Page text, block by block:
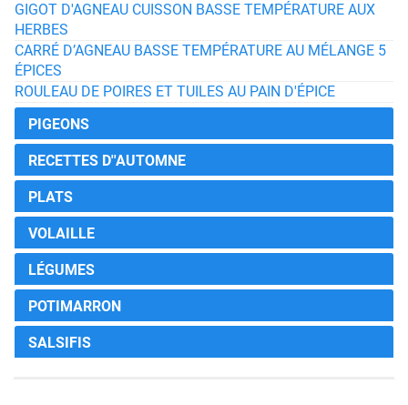
GIGOT D'AGNEAU CUISSON BASSE TEMPÉRATURE AUX
HERBES
CARRÉ D’AGNEAU BASSE TEMPÉRATURE AU MÉLANGE 5
ÉPICES
ROULEAU DE POIRES ET TUILES AU PAIN D'ÉPICE
PIGEONS
RECETTES D''AUTOMNE
PLATS
VOLAILLE
LÉGUMES
POTIMARRON
SALSIFIS